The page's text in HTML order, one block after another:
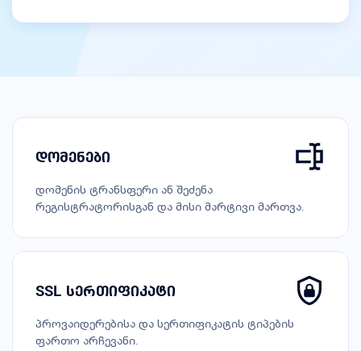
დომენები
დომენის ტრანსფერი ან შეძენა
რეგისტრატორისგან და მისი მარტივი მართვა.
SSL სერთიფიკატი
პროვაიდერებისა და სერთიფიკატის ტიპების
ფართო არჩევანი.